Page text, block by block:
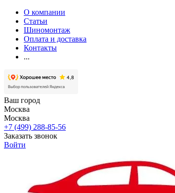
О компании
Статьи
Шиномонтаж
Оплата и доставка
Контакты
...
Ваш город
Москва
Москва
+7 (499) 288-85-56
Заказать звонок
Войти